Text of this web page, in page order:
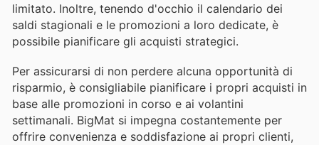
limitato. Inoltre, tenendo d'occhio il calendario dei
saldi stagionali e le promozioni a loro dedicate, è
possibile pianificare gli acquisti strategici.
Per assicurarsi di non perdere alcuna opportunità di
risparmio, è consigliabile pianificare i propri acquisti in
base alle promozioni in corso e ai volantini
settimanali. BigMat si impegna costantemente per
offrire convenienza e soddisfazione ai propri clienti,